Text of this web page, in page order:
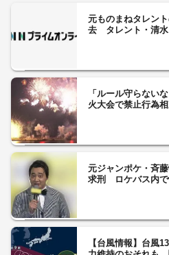
元ものまねタレン
去 タレント・清水
「ルール守らない
火大会で禁止行為
元ジャンポケ・斉
求刑 ロケバス内
【台風情報】台風